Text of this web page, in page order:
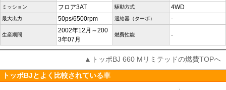
ミッション フロア3AT 駆動方式 4WD
最大出力 50ps/6500rpm 過給器（ターボ） -
生産期間
2002年12月～200
3年07月
燃費性能 -
▲トッポBJ 660 Mリミテッドの燃費TOPへ
トッポBJとよく比較されている車